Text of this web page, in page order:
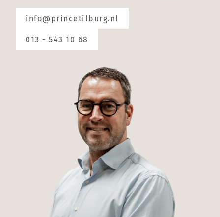
info@princetilburg.nl
013 - 543 10 68